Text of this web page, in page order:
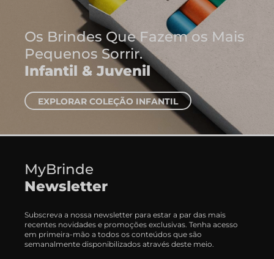
Onde Nascem As
Ideias
Cadernos e Blocos de
EXPLORAR CADERNOS
MyBrinde
Newsletter
Subscreva a nossa newsletter para estar a par das mais
recentes novidades e promoções exclusivas. Tenha acesso
em primeira-mão a todos os conteúdos que são
semanalmente disponibilizados através deste meio.